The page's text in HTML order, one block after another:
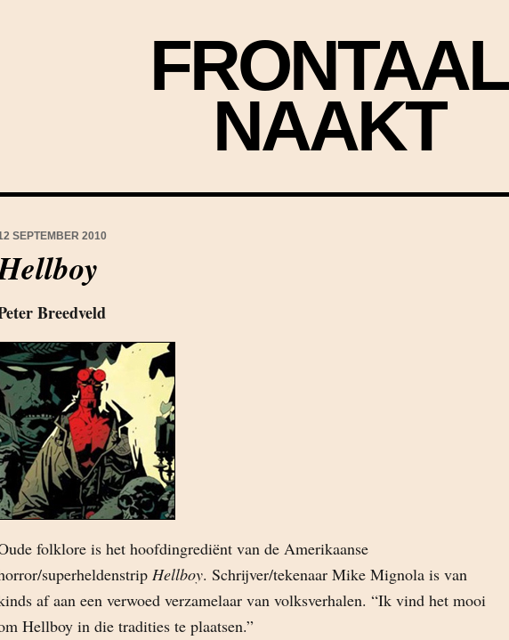
FRONTAAL
NAAKT
SEPTEMBER 2010
Breedveld
folklore is het hoofdingrediënt van de Amerikaanse
superheldenstrip Hellboy. Schrijver/tekenaar Mike Mignola is van
af aan een verwoed verzamelaar van volksverhalen. “Ik vind het mooi
Hellboy in die tradities te plaatsen.”